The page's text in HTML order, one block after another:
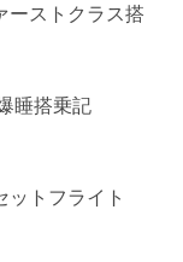
ストクラス搭
睡搭乗記
トフライト